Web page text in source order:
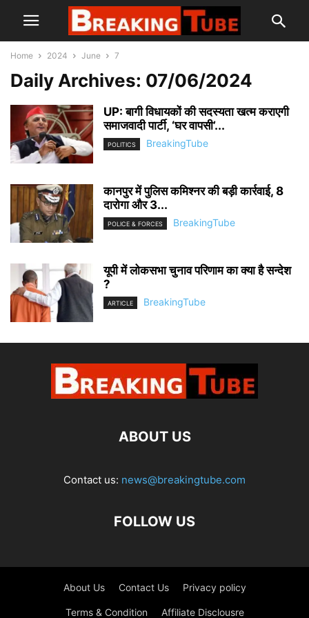
Home 2024 June 7
Daily Archives: 07/06/2024
UP: बागी विधायकों की सदस्यता खत्म कराएगी
समाजवादी पार्टी, ‘घर वापसी’...
POLITICS BreakingTube
कानपुर में पुलिस कमिश्नर की बड़ी कार्रवाई, 8
दारोगा और 3...
POLICE & FORCES BreakingTube
यूपी में लोकसभा चुनाव परिणाम का क्या है सन्देश
?
ARTICLE BreakingTube
ABOUT US
Contact us: news@breakingtube.com
FOLLOW US
About Us Contact Us Privacy policy
Terms & Condition Affiliate Disclousre